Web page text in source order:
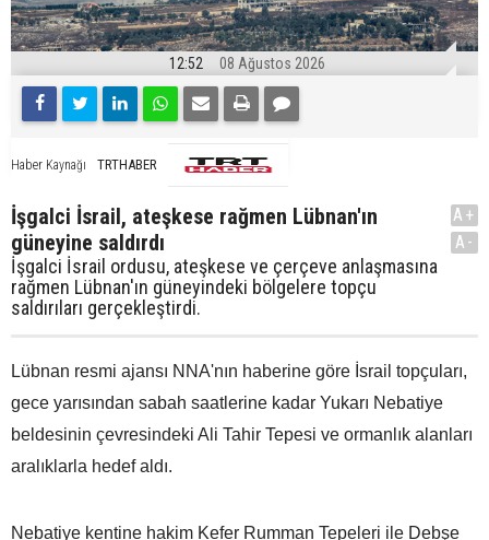
12:52 08 Ağustos 2026
Haber Kaynağı TRTHABER
İşgalci İsrail, ateşkese rağmen Lübnan'ın
güneyine saldırdı
İşgalci İsrail ordusu, ateşkese ve çerçeve anlaşmasına
rağmen Lübnan'ın güneyindeki bölgelere topçu
saldırıları gerçekleştirdi.
A+
A-
Lübnan resmi ajansı NNA'nın haberine göre İsrail topçuları,
gece yarısından sabah saatlerine kadar Yukarı Nebatiye
beldesinin çevresindeki Ali Tahir Tepesi ve ormanlık alanları
aralıklarla hedef aldı.
Nebatiye kentine hakim Kefer Rumman Tepeleri ile Debşe